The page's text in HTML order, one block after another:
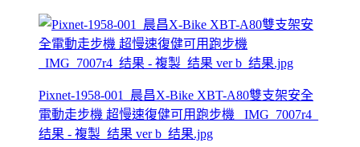
Pixnet-1958-001_晨昌X-Bike XBT-A80雙支架安全
電動走步機 超慢速復健可用跑步機 _IMG_7007r4_
结果 - 複製_结果 ver b_结果.jpg